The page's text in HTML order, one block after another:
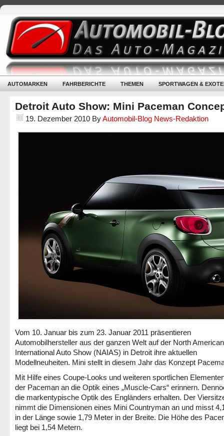
AUTOMARKEN FAHRBERICHTE THEMEN SPORTWAGEN &
Detroit Auto Show: Mini Paceman
19. Dezember 2010 ByAutomobil-Blog News-Redaktion
Vom 10. Januar bis zum 23. Januar 2011 präsentieren
Automobilhersteller aus der ganzen Welt auf der North American
International Auto Show (NAIAS) in Detroit ihre aktuellen
Modellneuheiten. Mini stellt in diesem Jahr das Konzept
Mit Hilfe eines Coupe-Looks und weiteren sportlichen
der Paceman an die Optik eines „Muscle-Cars“ erinnern.
die markentypische Optik des Engländers erhalten. Der
nimmt die Dimensionen eines Mini Countryman an und misst
in der Länge sowie 1,79 Meter in der Breite. Die Höhe des
liegt bei 1,54 Metern.